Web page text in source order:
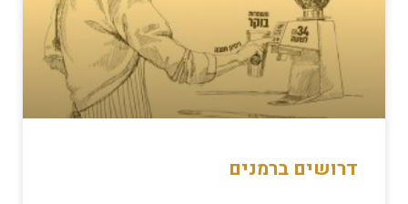
דרושים ברמנים